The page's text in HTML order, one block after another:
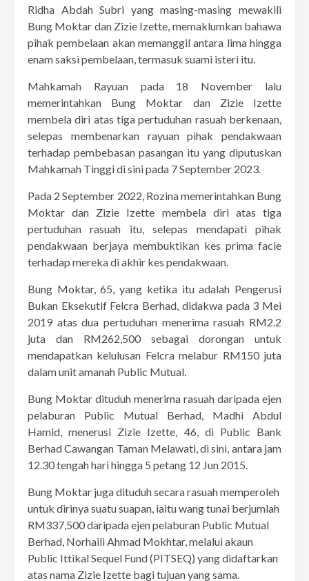
Ridha Abdah Subri yang masing-masing mewakili
Bung Moktar dan Zizie Izette, memaklumkan bahawa
pihak pembelaan akan memanggil antara lima hingga
enam saksi pembelaan, termasuk suami isteri itu.
Mahkamah Rayuan pada 18 November lalu
memerintahkan Bung Moktar dan Zizie Izette
membela diri atas tiga pertuduhan rasuah berkenaan,
selepas membenarkan rayuan pihak pendakwaan
terhadap pembebasan pasangan itu yang diputuskan
Mahkamah Tinggi di sini pada 7 September 2023.
Pada 2 September 2022, Rozina memerintahkan Bung
Moktar dan Zizie Izette membela diri atas tiga
pertuduhan rasuah itu, selepas mendapati pihak
pendakwaan berjaya membuktikan kes prima facie
terhadap mereka di akhir kes pendakwaan.
Bung Moktar, 65, yang ketika itu adalah Pengerusi
Bukan Eksekutif Felcra Berhad, didakwa pada 3 Mei
2019 atas dua pertuduhan menerima rasuah RM2.2
juta dan RM262,500 sebagai dorongan untuk
mendapatkan kelulusan Felcra melabur RM150 juta
dalam unit amanah Public Mutual.
Bung Moktar dituduh menerima rasuah daripada ejen
pelaburan Public Mutual Berhad, Madhi Abdul
Hamid, menerusi Zizie Izette, 46, di Public Bank
Berhad Cawangan Taman Melawati, di sini, antara jam
12.30 tengah hari hingga 5 petang 12 Jun 2015.
Bung Moktar juga dituduh secara rasuah memperoleh
untuk dirinya suatu suapan, iaitu wang tunai berjumlah
RM337,500 daripada ejen pelaburan Public Mutual
Berhad, Norhaili Ahmad Mokhtar, melalui akaun
Public Ittikal Sequel Fund (PITSEQ) yang didaftarkan
atas nama Zizie Izette bagi tujuan yang sama.